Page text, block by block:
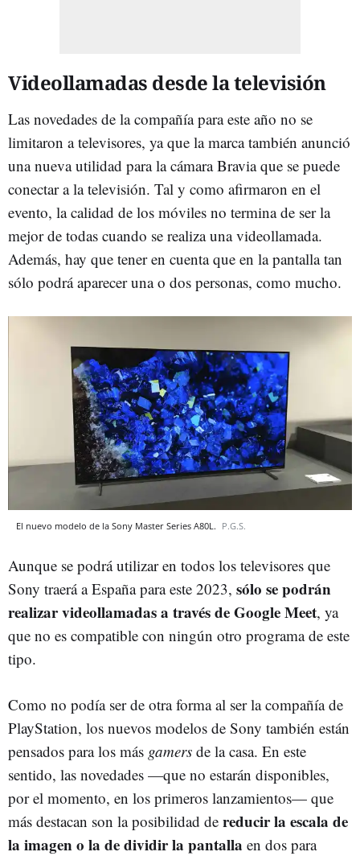
Videollamadas desde la televisión
Las novedades de la compañía para este año no se
limitaron a televisores, ya que la marca también anunció
una nueva utilidad para la cámara Bravia que se puede
conectar a la televisión. Tal y como afirmaron en el
evento, la calidad de los móviles no termina de ser la
mejor de todas cuando se realiza una videollamada.
Además, hay que tener en cuenta que en la pantalla tan
sólo podrá aparecer una o dos personas, como mucho.
El nuevo modelo de la Sony Master Series A80L. P.G.S.
Aunque se podrá utilizar en todos los televisores que
Sony traerá a España para este 2023, sólo se podrán
realizar videollamadas a través de Google Meet, ya
que no es compatible con ningún otro programa de este
tipo.
Como no podía ser de otra forma al ser la compañía de
PlayStation, los nuevos modelos de Sony también están
pensados para los más gamers de la casa. En este
sentido, las novedades —que no estarán disponibles,
por el momento, en los primeros lanzamientos— que
más destacan son la posibilidad de reducir la escala de
la imagen o la de dividir la pantalla en dos para